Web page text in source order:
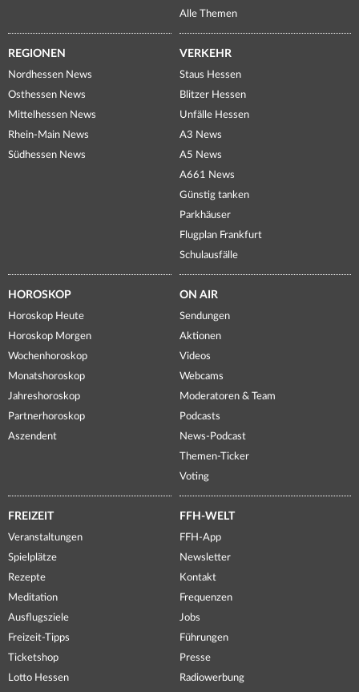
Alle Themen
REGIONEN
Nordhessen News
Osthessen News
Mittelhessen News
Rhein-Main News
Südhessen News
VERKEHR
Staus Hessen
Blitzer Hessen
Unfälle Hessen
A3 News
A5 News
A661 News
Günstig tanken
Parkhäuser
Flugplan Frankfurt
Schulausfälle
HOROSKOP
Horoskop Heute
Horoskop Morgen
Wochenhoroskop
Monatshoroskop
Jahreshoroskop
Partnerhoroskop
Aszendent
ON AIR
Sendungen
Aktionen
Videos
Webcams
Moderatoren & Team
Podcasts
News-Podcast
Themen-Ticker
Voting
FREIZEIT
Veranstaltungen
Spielplätze
Rezepte
Meditation
Ausflugsziele
Freizeit-Tipps
Ticketshop
Lotto Hessen
FFH-WELT
FFH-App
Newsletter
Kontakt
Frequenzen
Jobs
Führungen
Presse
Radiowerbung